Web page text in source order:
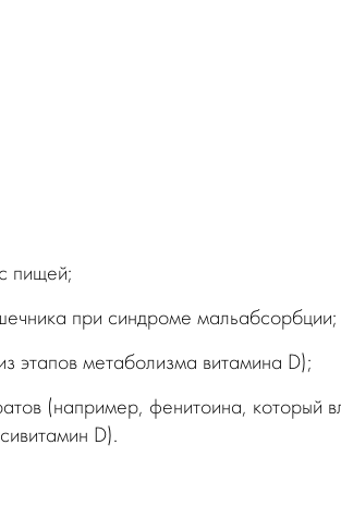
пищей;
при синдроме мальабсорбции;
этапов метаболизма витамина D);
(например, фенитоина, который
D).